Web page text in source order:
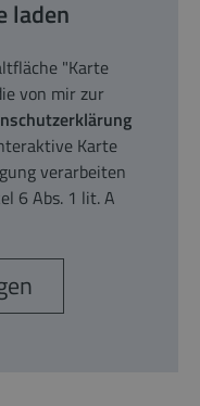
laden
"Karte
von mir zur
Karte
verarbeiten
6 Abs. 1 lit. A